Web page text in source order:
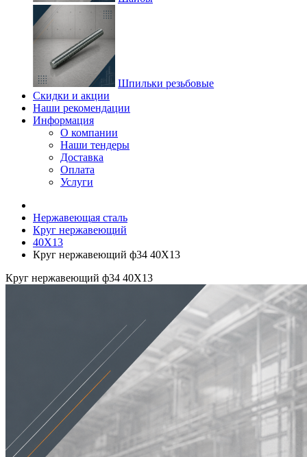
Шпильки резьбовые
Скидки и акции
Наши рекомендации
Информация
О компании
Наши тендеры
Доставка
Оплата
Услуги
Нержавеющая сталь
Круг нержавеющий
40Х13
Круг нержавеющий ф34 40Х13
Круг нержавеющий ф34 40Х13